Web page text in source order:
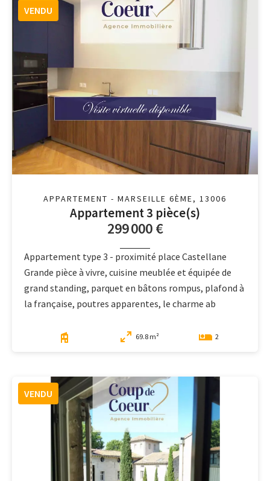
VENDU
APPARTEMENT - MARSEILLE 6ÈME, 13006
Appartement 3 pièce(s)
299 000 €
Appartement type 3 - proximité place Castellane
Grande pièce à vivre, cuisine meublée et équipée de
grand standing, parquet en bâtons rompus, plafond à
la française, poutres apparentes, le charme ab
69.8 m² 2
VENDU